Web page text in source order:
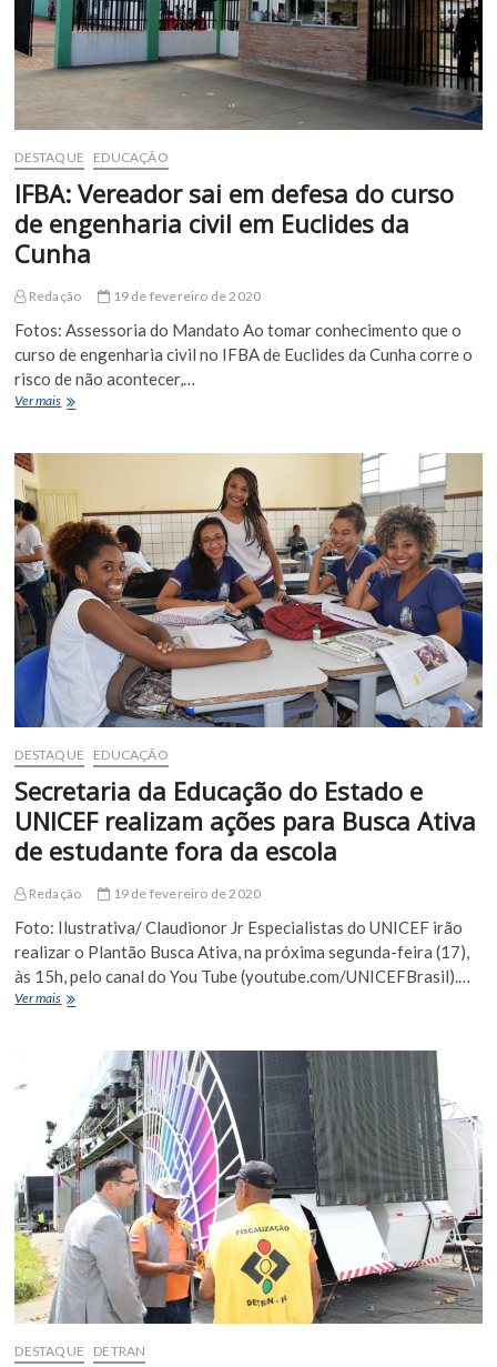
DESTAQUE EDUCAÇÃO
IFBA: Vereador sai em defesa do curso
de engenharia civil em Euclides da
Cunha
Redação 19 de fevereiro de 2020
Fotos: Assessoria do Mandato Ao tomar conhecimento que o
curso de engenharia civil no IFBA de Euclides da Cunha corre o
risco de não acontecer,…
Ver maisIFBA:
do
curso
de
engenharia
civil
em
Euclides
da
DESTAQUE EDUCAÇÃO
Secretaria da Educação do Estado e
UNICEF realizam ações para Busca Ativa
de estudante fora da escola
Redação 19 de fevereiro de 2020
Foto: Ilustrativa/ Claudionor Jr Especialistas do UNICEF irão
realizar o Plantão Busca Ativa, na próxima segunda-feira (17),
às 15h, pelo canal do You Tube (youtube.com/UNICEFBrasil).…
Ver maisSecretaria
UNICEF
realizam
ações
para
Busca
Ativa
de
estudante
fora
da
escola
DESTAQUE DETRAN